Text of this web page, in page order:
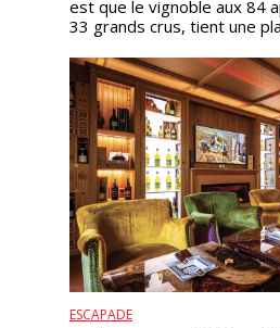
est que le vignoble aux 84
33 grands crus, tient une
ESCAPADE